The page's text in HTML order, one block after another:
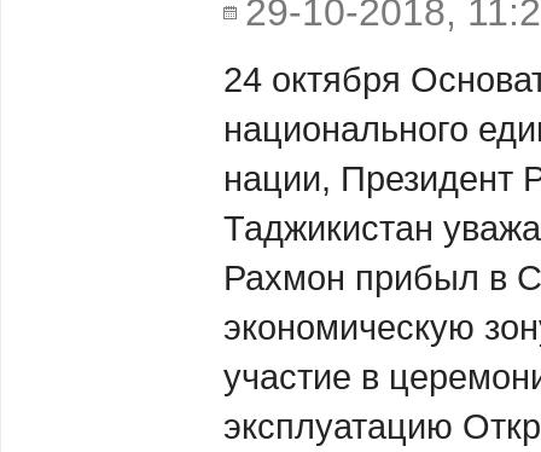
29-10-2018,
24 октября
национального
нации, Президент
Таджикистан
Рахмон прибыл в
экономическую
участие в
эксплуатацию